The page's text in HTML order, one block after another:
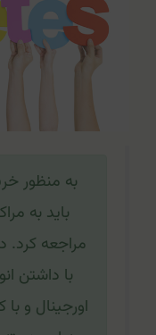
به منظور
باید به
مراجعه کرد.
با داشتن
اورجینال و